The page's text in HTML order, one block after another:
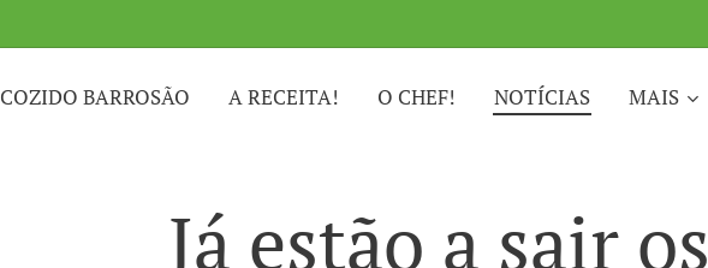
COZIDO BARROSÃO A RECEITA! O CHEF! NOTÍCIAS MAIS
Já estão a sair os